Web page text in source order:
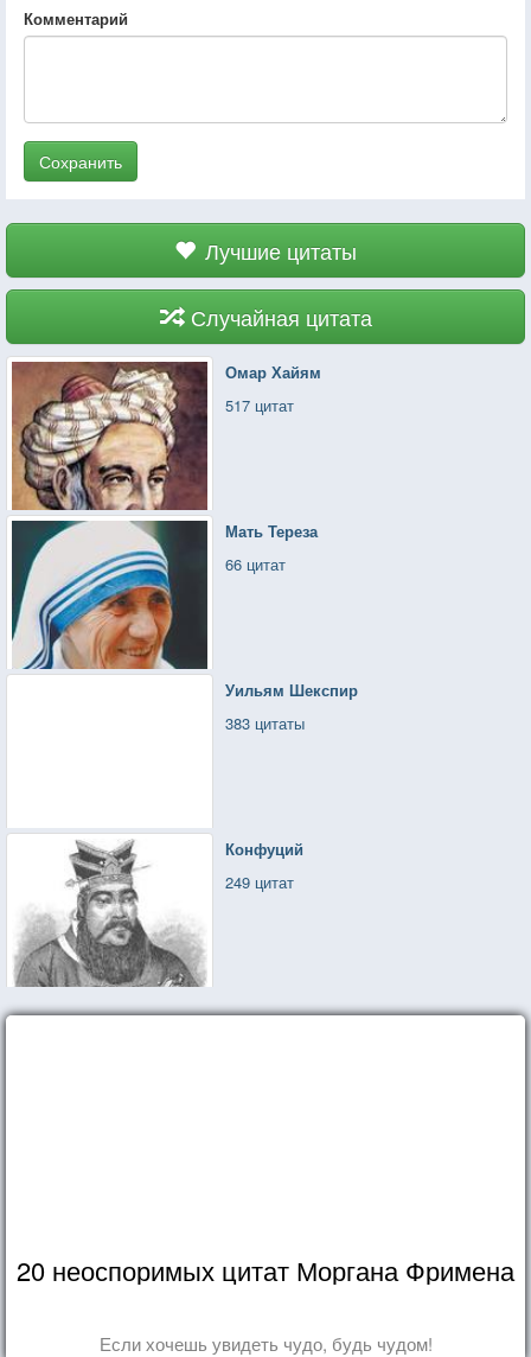
Комментарий
Сохранить
Лучшие цитаты
Случайная цитата
Омар Хайям
517 цитат
Мать Тереза
66 цитат
Уильям Шекспир
383 цитаты
Конфуций
249 цитат
20 неоспоримых цитат Моргана Фримена
Если хочешь увидеть чудо, будь чудом!